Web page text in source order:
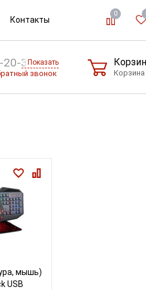
Контакты
0
20-36Показать
звонок Корзина
мышь)
USB